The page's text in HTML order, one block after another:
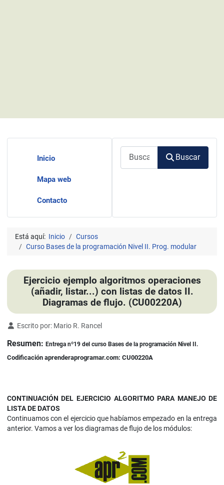
Inicio
Mapa web
Contacto
Buscar
Está aquí: Inicio
Cursos
Curso Bases de la programación Nivel II. Prog. modular
Ejercicio ejemplo algoritmos operaciones
(añadir, listar...) con listas de datos II.
Diagramas de flujo. (CU00220A)
Detalles
Escrito por: Mario R. Rancel
Resumen: Entrega nº19 del curso Bases de la programación Nivel II.
Codificación aprenderaprogramar.com: CU00220A
CONTINUACIÓN DEL EJERCICIO ALGORITMO PARA MANEJO DE
LISTA DE DATOS
Continuamos con el ejercicio que habíamos empezado en la entrega
anterior. Vamos a ver los diagramas de flujo de los módulos: